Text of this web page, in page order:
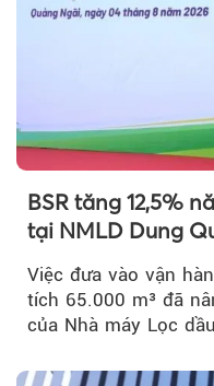
BSR tăng 12,5%
tại NMLD Dung
Việc đưa vào vận
tích 65.000 m³ đã
của Nhà máy Lọc